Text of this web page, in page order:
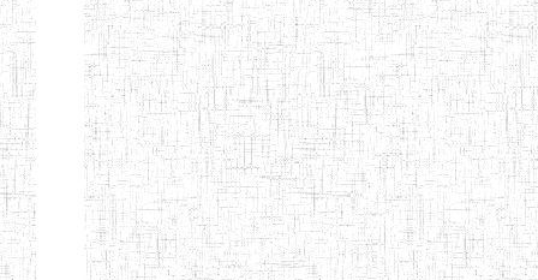
(CISETTEP)
ALBERT
TEACHERS'
TRAINING
INSTITUTE
CAMEROUN
(A.T.T.I.C)
27/08/2015 ENIEG